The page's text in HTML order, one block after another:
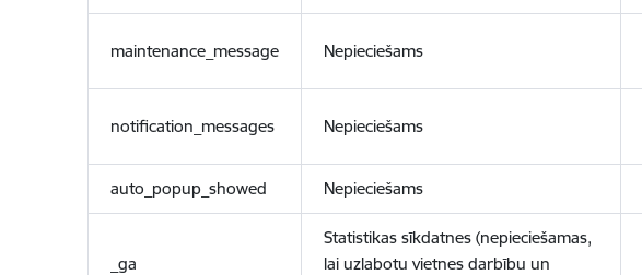
maintenance_message Nepieciešams
notification_messages Nepieciešams
auto_popup_showed Nepieciešams
_ga
Statistikas sīkdatnes (nepieciešamas,
lai uzlabotu vietnes darbību un